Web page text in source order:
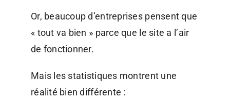
Or, beaucoup d’entreprises pensent que
« tout va bien » parce que le site a l’air
de fonctionner.
Mais les statistiques montrent une
réalité bien différente :